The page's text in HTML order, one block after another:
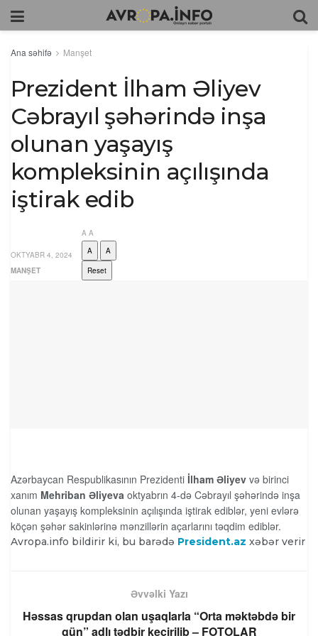
Ana səhifə Manşet
Prezident İlham Əliyev
Cəbrayıl şəhərində inşa
olunan yaşayış
kompleksinin açılışında
iştirak edib
OKTYABR 4, 2024
MANŞET
A A
A
A
Reset
Azərbaycan Respublikasının Prezidenti İlham Əliyev və birinci
xanım Mehriban Əliyeva oktyabrın 4-də Cəbrayıl şəhərində inşa
olunan yaşayış kompleksinin açılışında iştirak ediblər, yeni evlərə
köçən şəhər sakinlərinə mənzillərin açarlarını təqdim ediblər.
Avropa.info bildirir ki, bu barədə President.az xəbər verir
Əvvəlki Yazı
Həssas qrupdan olan uşaqlarla “Orta məktəbdə bir
gün” adlı tədbir keçirilib – FOTOLAR